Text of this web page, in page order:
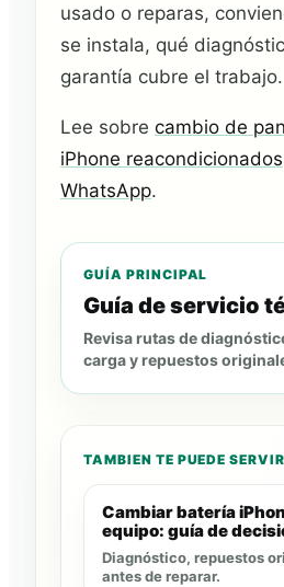
usado o reparas,
se instala, qué
garantía cubre el trabajo.
Lee sobre cambio de
iPhone reacondicionados
WhatsApp.
GUÍA PRINCIPAL
Guía de servicio
Revisa rutas de
carga y repuestos
TAMBIEN TE PUEDE SERVIR
Cambiar batería
equipo: guía de
Diagnóstico, repuestos
antes de reparar.